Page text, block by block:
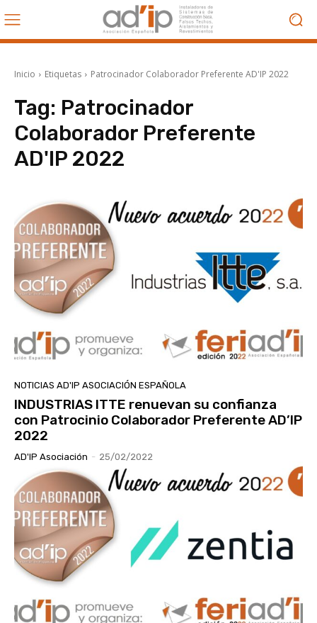
Inicio Etiquetas Patrocinador Colaborador Preferente AD'IP 2022
Tag: Patrocinador
Colaborador Preferente
AD'IP 2022
NOTICIAS AD'IP ASOCIACIÓN ESPAÑOLA
INDUSTRIAS ITTE renuevan su confianza
con Patrocinio Colaborador Preferente AD’IP
2022
AD'IP Asociación - 25/02/2022